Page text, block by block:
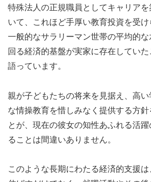
特殊法人の正規職員としてキャリア
いて、これほど手厚い教育投資を受け
一般的なサラリーマン世帯の平均的
回る経済的基盤が実家に存在してい
語っています。
親が子どもたちの将来を見据え、高
な情操教育を惜しみなく提供する方針
とが、現在の彼女の知性あふれる活
ることは間違いありません。
このような長期にわたる経済的支援